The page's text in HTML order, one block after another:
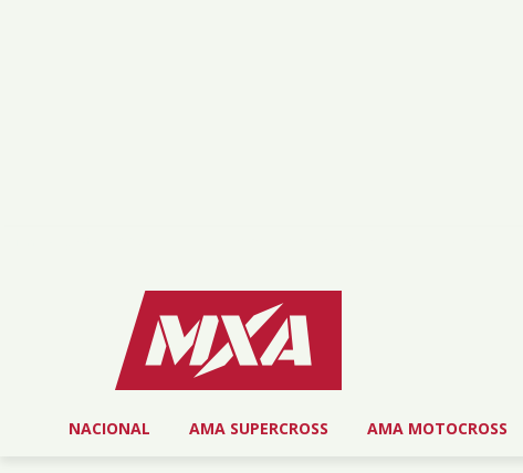
NACIONAL AMA SUPERCROSS AMA MOTOCROSS